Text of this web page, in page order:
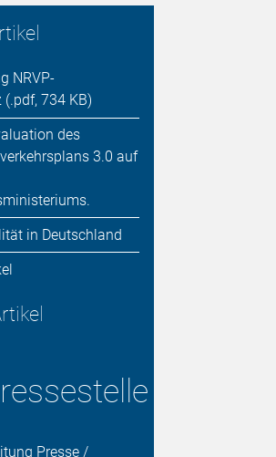
NRVP-
734 KB)
des
3.0 auf
in Deutschland
Presse /